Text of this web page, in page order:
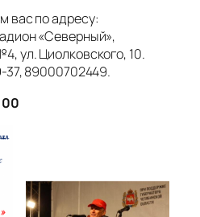
вас по адресу:
«Северный»,
ул. Циолковского, 10.
37, 89000702449.